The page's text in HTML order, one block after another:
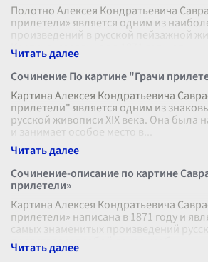
Полотно Алексея Кондратьевича
прилетели» является одним из
произведений в русской пейзажной
Картина, созданная в 1871 году, от
Сочинение По картине "Грачи
Картина Алексея Кондратьевича
прилетели" является одним из
русской живописи XIX века. Она была
и занимает особое место в
Сочинение-описание по картине
прилетели»
Картина Алексея Кондратьевича
прилетели» написана в 1871 году и
самых знаменитых произведений
представляет собой яркое изоб